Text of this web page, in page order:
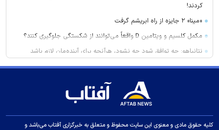
کردند!
«مینا» ۲ جایزه از راه ابریشم گرفت
مکمل کلسیم و ویتامین D واقعاً می‌توانند از شکستگی جلوگیری کنند؟
نتانیاهو: چه توافق شود چه نشود، هرآنچه برای آینده‌مان لازم باشد
برنده واقعی تیم ملی در جام جهانی یک پرسپولیسی بود!
کلیه حقوق مادی و معنوی این سایت محفوظ و متعلق به خبرگزاری آفتاب می‌باشد و